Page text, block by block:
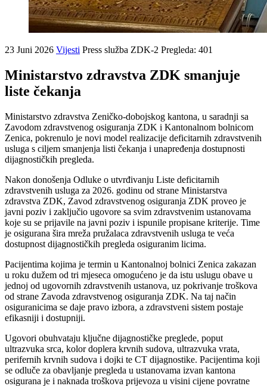
23 Juni 2026 Vijesti Press služba ZDK-2 Pregleda: 401
Ministarstvo zdravstva ZDK smanjuje
liste čekanja
Ministarstvo zdravstva Zeničko-dobojskog kantona, u saradnji sa
Zavodom zdravstvenog osiguranja ZDK i Kantonalnom bolnicom
Zenica, pokrenulo je novi model realizacije deficitarnih zdravstvenih
usluga s ciljem smanjenja listi čekanja i unapređenja dostupnosti
dijagnostičkih pregleda.
Nakon donošenja Odluke o utvrđivanju Liste deficitarnih
zdravstvenih usluga za 2026. godinu od strane Ministarstva
zdravstva ZDK, Zavod zdravstvenog osiguranja ZDK proveo je
javni poziv i zaključio ugovore sa svim zdravstvenim ustanovama
koje su se prijavile na javni poziv i ispunile propisane kriterije. Time
je osigurana šira mreža pružalaca zdravstvenih usluga te veća
dostupnost dijagnostičkih pregleda osiguranim licima.
Pacijentima kojima je termin u Kantonalnoj bolnici Zenica zakazan
u roku dužem od tri mjeseca omogućeno je da istu uslugu obave u
jednoj od ugovornih zdravstvenih ustanova, uz pokrivanje troškova
od strane Zavoda zdravstvenog osiguranja ZDK. Na taj način
osiguranicima se daje pravo izbora, a zdravstveni sistem postaje
efikasniji i dostupniji.
Ugovori obuhvataju ključne dijagnostičke preglede, poput
ultrazvuka srca, kolor doplera krvnih sudova, ultrazvuka vrata,
perifernih krvnih sudova i dojki te CT dijagnostike. Pacijentima koji
se odluče za obavljanje pregleda u ustanovama izvan kantona
osigurana je i naknada troškova prijevoza u visini cijene povratne